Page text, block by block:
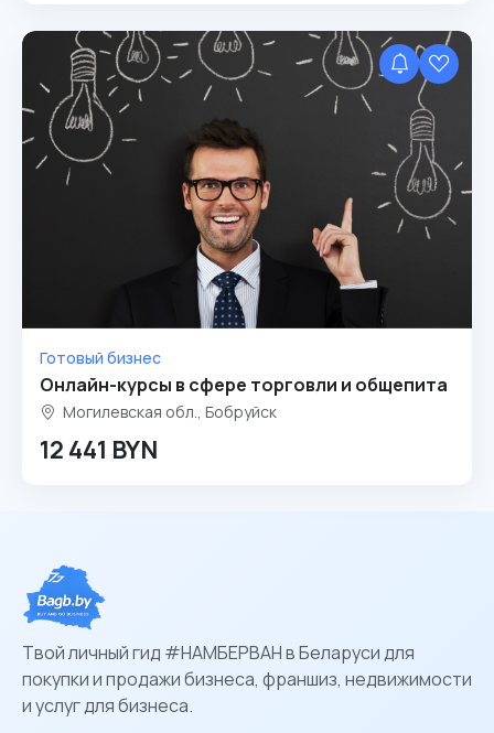
Готовый бизнес
Онлайн-курсы в сфере торговли и общепита
Могилевская обл., Бобруйск
12 441 BYN
Твой личный гид #НАМБЕРВАН в Беларуси для
покупки и продажи бизнеса, франшиз, недвижимости
и услуг для бизнеса.